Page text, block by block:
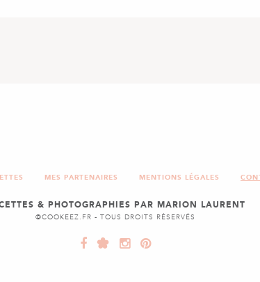
MES PARTENAIRES MENTIONS LÉGALES
& PHOTOGRAPHIES PAR MARION LAURENT
©COOKEEZ.FR - TOUS DROITS RÉSERVÉS